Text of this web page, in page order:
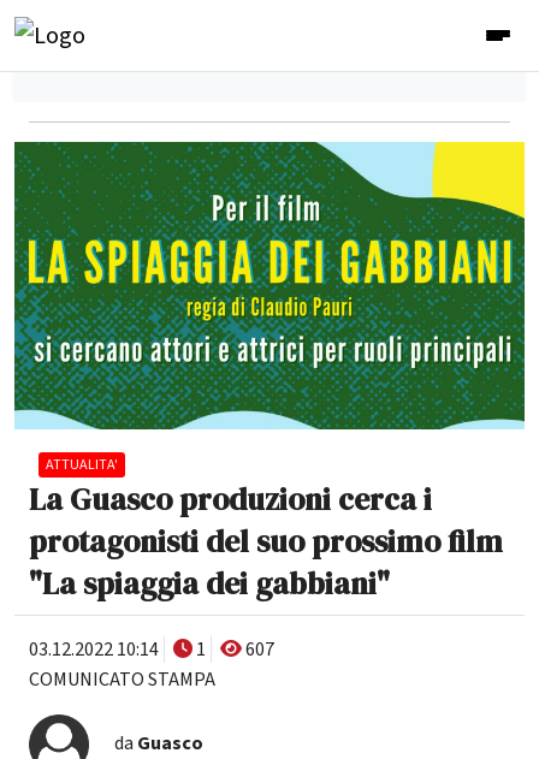
ATTUALITA'
La Guasco produzioni cerca i
protagonisti del suo prossimo film
"La spiaggia dei gabbiani"
03.12.2022 10:14 1
607
COMUNICATO STAMPA
da Guasco